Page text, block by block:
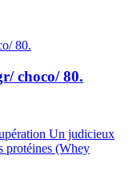
choco/ 80.
Un judicieux
protéines (Whey